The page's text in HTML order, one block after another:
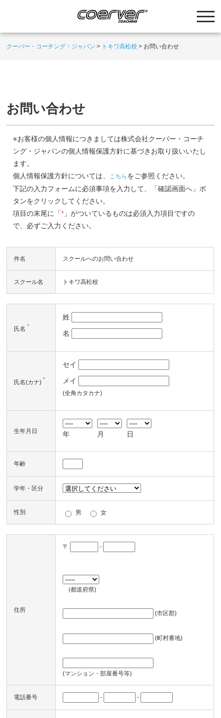
クーバー・コーチング・ジャパン > トキワ高松校 > お問い合わせ
お問い合わせ
※お客様の個人情報につきましては株式会社クーバー・コーチ
ング・ジャパンの個人情報保護方針に基づきお取り扱いいたし
ます。
個人情報保護方針については、
こちら をご参照ください。
下記の入力フォームに必須事項を入力して、「確認画面へ」ボ
タンをクリックしてください。
項目の末尾に「* 」がついているものは必須入力項目ですの
で、必ずご入力ください。
件名 スクールへのお問い合わせ
スクール名 トキワ高松校
氏名 *
姓
名
氏名(カナ) *
セイ
メイ
(全角カタカナ)
生年月日 年 月 日
年齢
学年・区分
性別 男 女
住所
〒 -
(都道府県)
(市区郡)
(町村番地)
(マンション・部屋番号等)
電話番号 - -